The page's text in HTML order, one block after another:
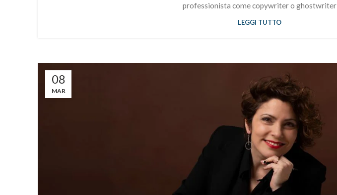
professionista come copywriter o ghostwriter
LEGGI TUTTO
08
MAR